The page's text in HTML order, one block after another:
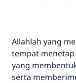
Allahlah yang
tempat menetap
yang
serta